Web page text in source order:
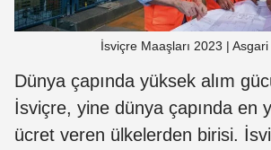
İsviçre Maaşları 2023 |
Dünya çapında yüksek alım
İsviçre, yine dünya çapında en
ücret veren ülkelerden birisi.